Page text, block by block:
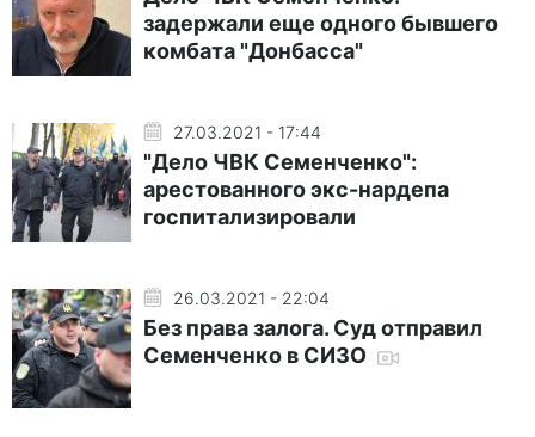
задержали еще одного бывшего
комбата "Донбасса"
27.03.2021 - 17:44
"Дело ЧВК Семенченко":
арестованного экс-нардепа
госпитализировали
26.03.2021 - 22:04
Без права залога. Суд отправил
Семенченко в СИЗО